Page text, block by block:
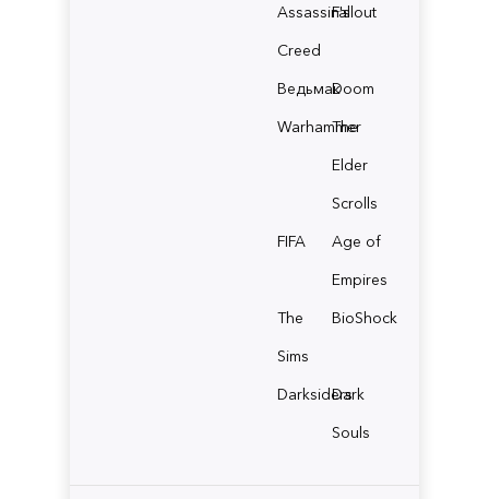
Assassin's
Creed
Fallout
ВедьмакDoom
Warhammer
The
Elder
Scrolls
FIFA
Age of
Empires
The
Sims
BioShock
Darksiders
Dark
Souls